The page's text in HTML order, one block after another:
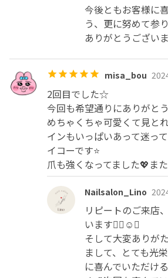
今後ともお客様に
う、更に努めて参
ありがとうござい
misa_bou
2回目でした☆
今回も希望通りにありがと
めちゃくちゃ可愛くて見と
インもいっぱいあって迷っ
イコーです⭐️
爪も強くなってました💖ま
Nailsalon_Lino
リピートのご来店
います🙇‍♀️☺️✨
そして大変ありが
まして、とても光
に喜んでいただけ